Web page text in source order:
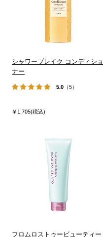
シャワーブレイク コンディショ
ナー
5.0（5）
￥1,705(税込)
フロムロストゥービューティー